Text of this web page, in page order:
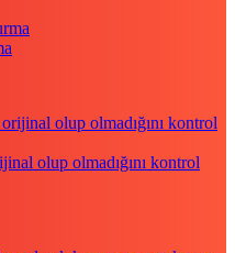
olup olmadığını kontrol